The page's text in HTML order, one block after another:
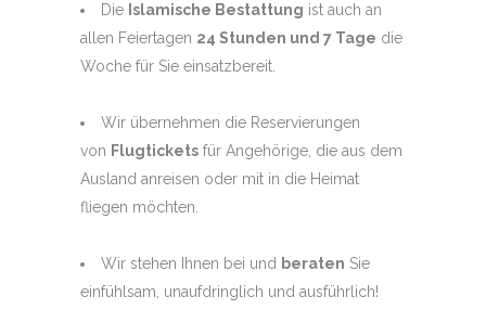
Die Islamische Bestattung ist auch an
allen Feiertagen 24 Stunden und 7 Tage die
Woche für Sie einsatzbereit.
Wir übernehmen die Reservierungen
von Flugtickets für Angehörige, die aus dem
Ausland anreisen oder mit in die Heimat
fliegen möchten.
Wir stehen Ihnen bei und beraten Sie
einfühlsam, unaufdringlich und ausführlich!